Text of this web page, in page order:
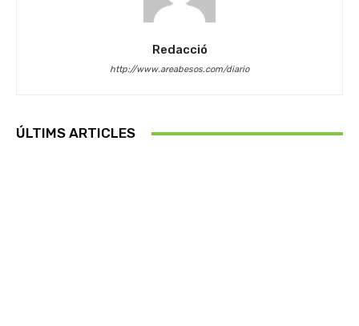
Redacció
http://www.areabesos.com/diario
ÚLTIMS ARTICLES